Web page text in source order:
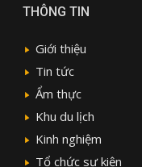
THÔNG TIN
Giới thiệu
Tin tức
Ẩm thực
Khu du lịch
Kinh nghiệm
Tổ chức sự kiện